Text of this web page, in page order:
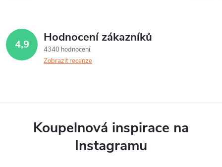
4,9 Hodnocení zákazníků
4340 hodnocení
Zobrazit recenze
Koupelnová inspirace na
Instagramu